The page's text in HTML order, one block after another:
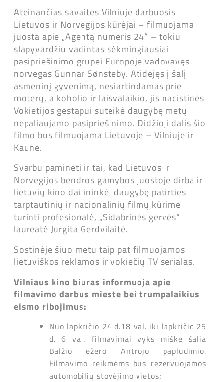
Ateinančias savaites Vilniuje darbuosis
Lietuvos ir Norvegijos kūrėjai – filmuojama
juosta apie „Agentą numeris 24“ – tokiu
slapyvardžiu vadintas sėkmingiausiai
pasipriešinimo grupei Europoje vadovavęs
norvegas Gunnar Sønsteby. Atidėjęs į šalį
asmeninį gyvenimą, nesiartindamas prie
moterų, alkoholio ir laisvalaikio, jis nacistinės
Vokietijos gestapui suteikė daugybę metų
nepaliaujamo pasipriešinimo. Didžioji dalis šio
filmo bus filmuojama Lietuvoje – Vilniuje ir
Kaune.
Svarbu paminėti ir tai, kad Lietuvos ir
Norvegijos bendros gamybos juostoje dirba ir
lietuvių kino dailininkė, daugybę patirties
tarptautinių ir nacionalinių filmų kūrime
turinti profesionalė, „Sidabrinės gervės“
laureatė Jurgita Gerdvilaitė.
Sostinėje šiuo metu taip pat filmuojamos
lietuviškos reklamos ir vokiečių TV serialas.
Vilniaus kino biuras informuoja apie
filmavimo darbus mieste bei trumpalaikius
eismo ribojimus:
Nuo lapkričio 24 d.18 val. iki lapkričio 25
d. 6 val. filmavimai vyks miške šalia
Balžio ežero Antrojo paplūdimio.
Filmavimo reikmėms bus rezervuojamos
automobilių stovėjimo vietos;